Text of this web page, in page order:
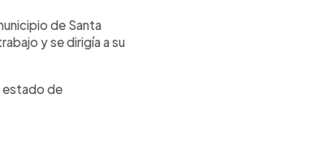
de Santa
y se dirigía a su
estado de